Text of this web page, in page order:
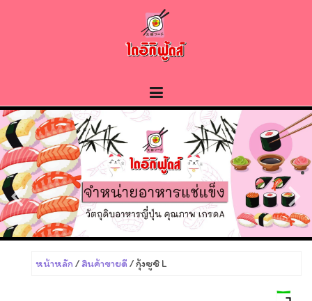
หน้าหลัก /สินค้าขายดี / กุ้งซูชิ L